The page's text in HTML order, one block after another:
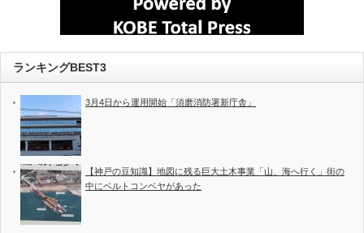
ランキングBEST3
3月4日から運用開始「須磨消防署新庁舎」
【神戸の豆知識】地図に残る巨大土木事業「山、海へ行く」街の
中にベルトコンベヤがあった